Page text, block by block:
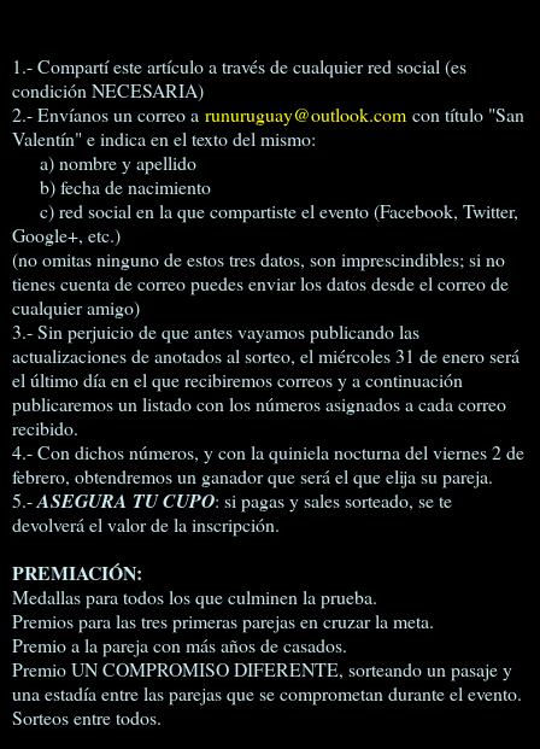
1.- Compartí este artículo a través de cualquier red social (es
condición NECESARIA)
2.- Envíanos un correo a runuruguay@outlook.com con título "San
Valentín" e indica en el texto del mismo:
a) nombre y apellido
b) fecha de nacimiento
c) red social en la que compartiste el evento (Facebook, Twitter,
Google+, etc.)
(no omitas ninguno de estos tres datos, son imprescindibles; si no
tienes cuenta de correo puedes enviar los datos desde el correo de
cualquier amigo)
3.- Sin perjuicio de que antes vayamos publicando las
actualizaciones de anotados al sorteo, el miércoles 31 de enero será
el último día en el que recibiremos correos y a continuación
publicaremos un listado con los números asignados a cada correo
recibido.
4.- Con dichos números, y con la quiniela nocturna del viernes 2 de
febrero, obtendremos un ganador que será el que elija su pareja.
5.-ASEGURA TU CUPO: si pagas y sales sorteado, se te
devolverá el valor de la inscripción.
PREMIACIÓN:
Medallas para todos los que culminen la prueba.
Premios para las tres primeras parejas en cruzar la meta.
Premio a la pareja con más años de casados.
Premio UN COMPROMISO DIFERENTE, sorteando un pasaje y
una estadía entre las parejas que se comprometan durante el evento.
Sorteos entre todos.